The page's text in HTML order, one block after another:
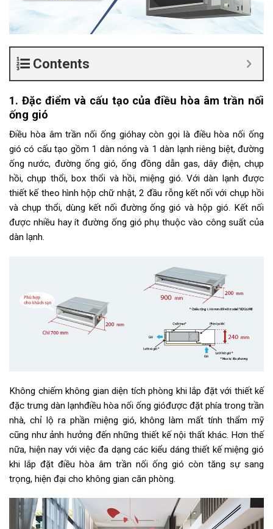
Contents
1. Đặc điểm và cấu tạo của điều hòa âm trần nối
ống gió
Điều hòa âm trần nối ống gióhay còn gọi là điều hòa nối ống
gió có cấu tạo gồm 1 dàn nóng và 1 dàn lạnh riêng biệt, đường
ống nước, đường ống gió, ống đồng dẫn gas, dây điện, chụp
hồi, chụp thổi, box thổi và hồi, miệng gió. Với dàn lạnh được
thiết kế theo hình hộp chữ nhật, 2 đầu rỗng kết nối với chụp hồi
và chụp thổi, dùng kết nối đường ống gió và hộp gió. Kết nối
được nhiều hay ít đường ống gió phụ thuộc vào công suất của
dàn lạnh.
Không chiếm không gian diện tích phòng khi lắp đặt với thiết kế
đặc trưng dàn lạnhđiều hòa nối ống gióđược đặt phía trong trần
nhà, chỉ lộ ra phần miệng gió, không làm mất tính thẩm mỹ
cũng như ảnh hưởng đến những thiết kế nội thất khác. Hơn thế
nữa, hiện nay với việc đa dạng các kiểu dáng thiết kế miệng gió
khi lắp đặt điều hòa âm trần nối ống gió còn tăng sự sang
trọng, hiện đại cho không gian căn phòng.